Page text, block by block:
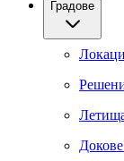
Градове